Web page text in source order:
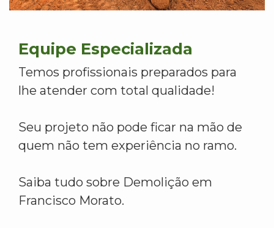
Equipe Especializada
Temos profissionais preparados para
lhe atender com total qualidade!
Seu projeto não pode ficar na mão de
quem não tem experiência no ramo.
Saiba tudo sobre Demolição em
Francisco Morato.